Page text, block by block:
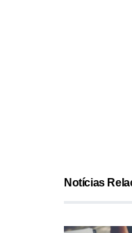
Notícias